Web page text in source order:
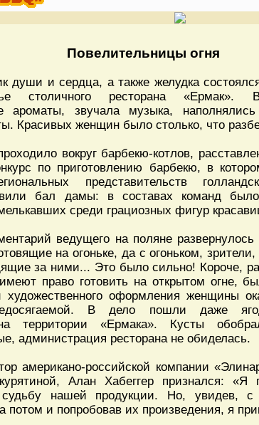
Повелительницы огня
души и сердца, а также желудка
столичного ресторана «Ермак».
ароматы, звучала музыка,
Красивых женщин было столько, что
вокруг барбекю-котлов,
по приготовлению барбекю, в
представительств
бал дамы: в составах команд
среди грациозных фигур
ведущего на поляне развернулось
на огоньке, да с огоньком,
за ними... Это было сильно! Короче,
право готовить на открытом огне,
художественного оформления женщины
В дело пошли даже
территории «Ермака». Кусты
администрация ресторана не обиделась.
американо-российской компании
Алан Хабеггер признался: «Я
судьбу нашей продукции. Но, увидев, с
потом и попробовав их произведения, я